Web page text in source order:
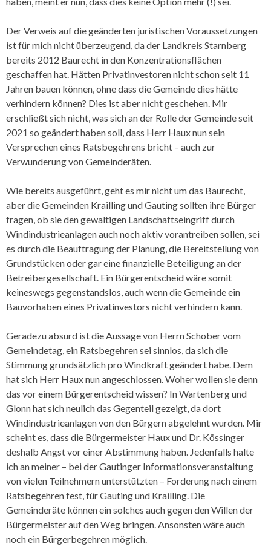
Der Verweis auf die geänderten juristischen Voraussetzungen
ist für mich nicht überzeugend, da der Landkreis Starnberg
bereits 2012 Baurecht in den Konzentrationsflächen
geschaffen hat. Hätten Privatinvestoren nicht schon seit 11
Jahren bauen können, ohne dass die Gemeinde dies hätte
verhindern können? Dies ist aber nicht geschehen. Mir
erschließt sich nicht, was sich an der Rolle der Gemeinde seit
2021 so geändert haben soll, dass Herr Haux nun sein
Versprechen eines Ratsbegehrens bricht – auch zur
Verwunderung von Gemeinderäten.
Wie bereits ausgeführt, geht es mir nicht um das Baurecht,
aber die Gemeinden Krailling und Gauting sollten ihre Bürger
fragen, ob sie den gewaltigen Landschaftseingriff durch
Windindustrieanlagen auch noch aktiv vorantreiben sollen, sei
es durch die Beauftragung der Planung, die Bereitstellung von
Grundstücken oder gar eine finanzielle Beteiligung an der
Betreibergesellschaft. Ein Bürgerentscheid wäre somit
keineswegs gegenstandslos, auch wenn die Gemeinde ein
Bauvorhaben eines Privatinvestors nicht verhindern kann.
Geradezu absurd ist die Aussage von Herrn Schober vom
Gemeindetag, ein Ratsbegehren sei sinnlos, da sich die
Stimmung grundsätzlich pro Windkraft geändert habe. Dem
hat sich Herr Haux nun angeschlossen. Woher wollen sie denn
das vor einem Bürgerentscheid wissen? In Wartenberg und
Glonn hat sich neulich das Gegenteil gezeigt, da dort
Windindustrieanlagen von den Bürgern abgelehnt wurden. Mir
scheint es, dass die Bürgermeister Haux und Dr. Kössinger
deshalb Angst vor einer Abstimmung haben. Jedenfalls halte
ich an meiner – bei der Gautinger Informationsveranstaltung
von vielen Teilnehmern unterstützten – Forderung nach einem
Ratsbegehren fest, für Gauting und Krailling. Die
Gemeinderäte können ein solches auch gegen den Willen der
Bürgermeister auf den Weg bringen. Ansonsten wäre auch
noch ein Bürgerbegehren möglich.